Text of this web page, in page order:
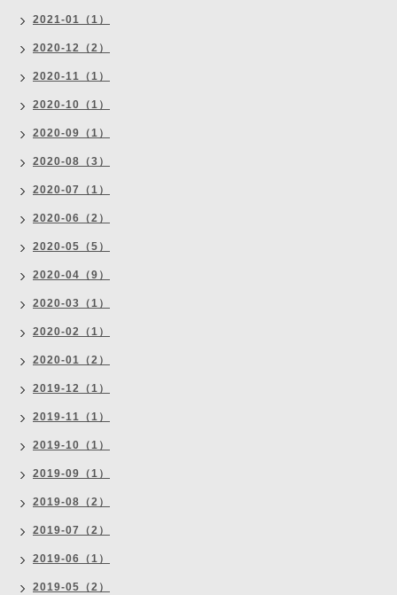
2021-01（1）
2020-12（2）
2020-11（1）
2020-10（1）
2020-09（1）
2020-08（3）
2020-07（1）
2020-06（2）
2020-05（5）
2020-04（9）
2020-03（1）
2020-02（1）
2020-01（2）
2019-12（1）
2019-11（1）
2019-10（1）
2019-09（1）
2019-08（2）
2019-07（2）
2019-06（1）
2019-05（2）